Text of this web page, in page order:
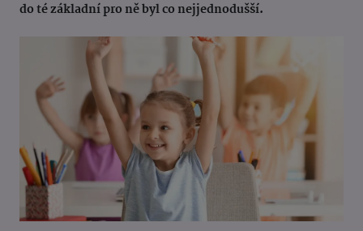
do té základní pro ně byl co nejjednodušší.